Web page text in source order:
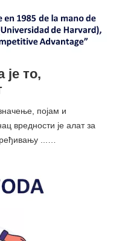
то,
појам и
вредности је алат за
...…